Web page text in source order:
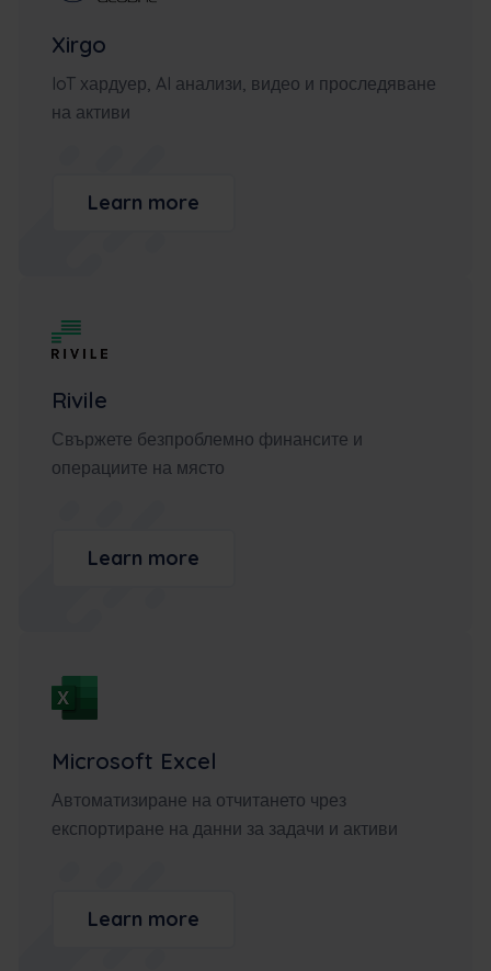
Xirgo
IoT хардуер, AI анализи, видео и проследяване
на активи
Learn more
Rivile
Свържете безпроблемно финансите и
операциите на място
Learn more
Microsoft Excel
Автоматизиране на отчитането чрез
експортиране на данни за задачи и активи
Learn more